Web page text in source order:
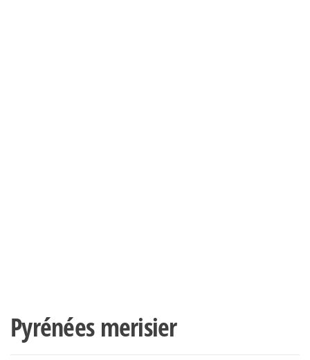
Pyrénées merisier